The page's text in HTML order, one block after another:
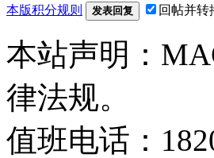
本版积分规则 发表回复 回帖并转
本站声明：
律法规。
值班电话：